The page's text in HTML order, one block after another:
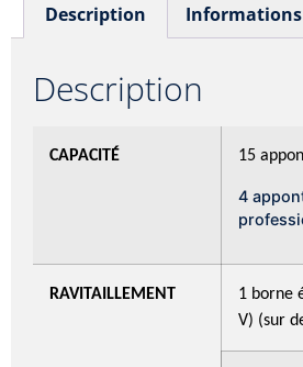
Description
Description
CAPACITÉ 15
4
RAVITAILLEMENT
1 borne
V) (sur